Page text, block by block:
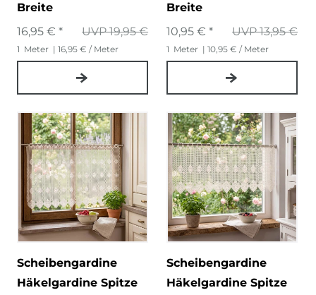
Breite
UVP 19,95 €
16,95 € *
1 Meter | 16,95 € / Meter
Breite
UVP 13,95 €
10,95 € *
1 Meter | 10,95 € / Meter
Scheibengardine
Häkelgardine Spitze
Scheibengardine
Häkelgardine Spitze